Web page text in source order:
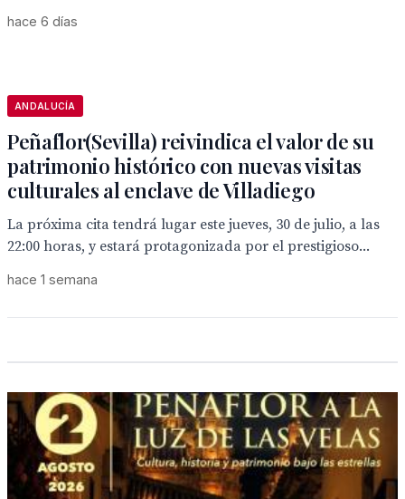
hace 6 días
ANDALUCÍA
Peñaflor(Sevilla) reivindica el valor de su
patrimonio histórico con nuevas visitas
culturales al enclave de Villadiego
La próxima cita tendrá lugar este jueves, 30 de julio, a las
22:00 horas, y estará protagonizada por el prestigioso...
hace 1 semana